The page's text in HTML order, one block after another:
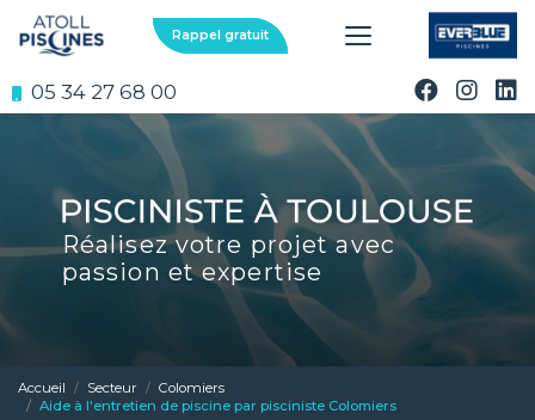
au
contenu
05 34 27 68 00
Rappel gratuit
Réalisez votre projet avec
passion et expertise
Accueil Secteur
Colomiers
Aide à l'entretien de piscine par pisciniste Colomiers